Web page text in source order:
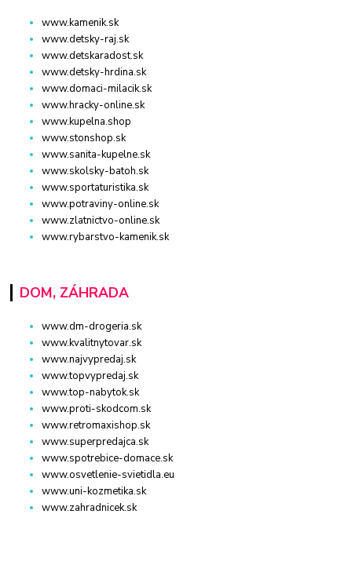
www.kamenik.sk
www.detsky-raj.sk
www.detskaradost.sk
www.detsky-hrdina.sk
www.domaci-milacik.sk
www.hracky-online.sk
www.kupelna.shop
www.stonshop.sk
www.sanita-kupelne.sk
www.skolsky-batoh.sk
www.sportaturistika.sk
www.potraviny-online.sk
www.zlatnictvo-online.sk
www.rybarstvo-kamenik.sk
DOM, ZÁHRADA
www.dm-drogeria.sk
www.kvalitnytovar.sk
www.najvypredaj.sk
www.topvypredaj.sk
www.top-nabytok.sk
www.proti-skodcom.sk
www.retromaxishop.sk
www.superpredajca.sk
www.spotrebice-domace.sk
www.osvetlenie-svietidla.eu
www.uni-kozmetika.sk
www.zahradnicek.sk